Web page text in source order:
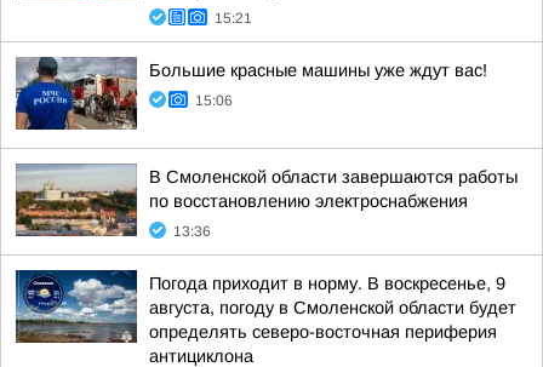
15:21
Большие красные машины уже ждут вас!
15:06
В Смоленской области завершаются работы
по восстановлению электроснабжения
13:36
Погода приходит в норму. В воскресенье, 9
августа, погоду в Смоленской области будет
определять северо-восточная периферия
антициклона